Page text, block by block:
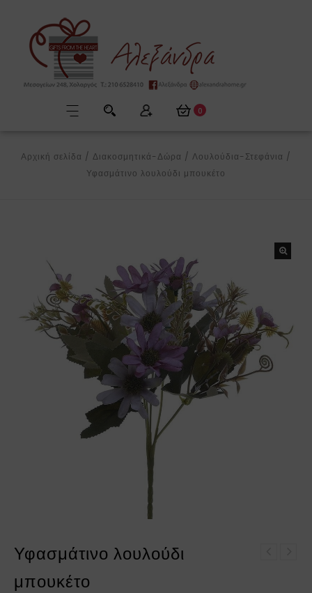
0
Αρχική σελίδα / Διακοσμητικά-Δώρα / Λουλούδια-Στεφάνια /
Υφασμάτινο λουλούδι μπουκέτο
Υφασμάτινο λουλούδι
μπουκέτο